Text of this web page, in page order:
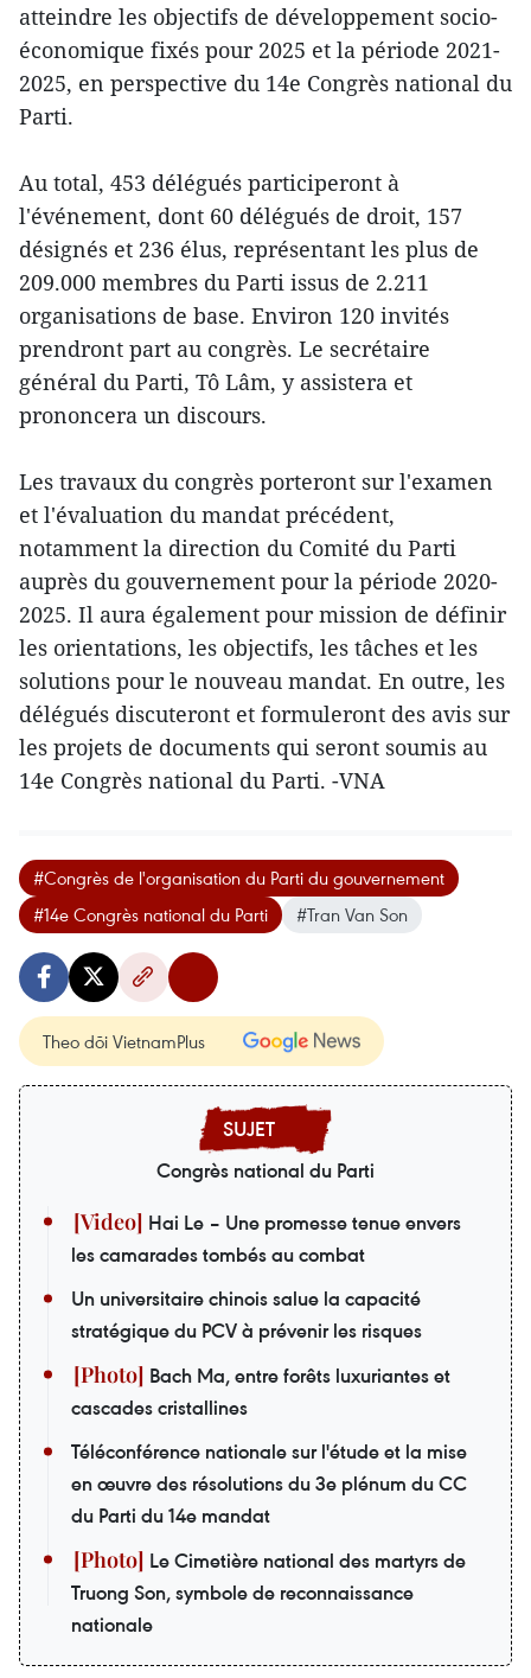
atteindre les objectifs de développement socio-
économique fixés pour 2025 et la période 2021-
2025, en perspective du 14e Congrès national du
Parti.
Au total, 453 délégués participeront à
l'événement, dont 60 délégués de droit, 157
désignés et 236 élus, représentant les plus de
209.000 membres du Parti issus de 2.211
organisations de base. Environ 120 invités
prendront part au congrès. Le secrétaire
général du Parti, Tô Lâm, y assistera et
prononcera un discours.
Les travaux du congrès porteront sur l'examen
et l'évaluation du mandat précédent,
notamment la direction du Comité du Parti
auprès du gouvernement pour la période 2020-
2025. Il aura également pour mission de définir
les orientations, les objectifs, les tâches et les
solutions pour le nouveau mandat. En outre, les
délégués discuteront et formuleront des avis sur
les projets de documents qui seront soumis au
14e Congrès national du Parti. -VNA
#Congrès de l'organisation du Parti du gouvernement
#14e Congrès national du Parti
#Tran Van Son
Theo dõi VietnamPlus
Congrès national du Parti
Hai Le – Une promesse tenue envers
les camarades tombés au combat
Un universitaire chinois salue la capacité
stratégique du PCV à prévenir les risques
Bach Ma, entre forêts luxuriantes et
cascades cristallines
Téléconférence nationale sur l'étude et la mise
en œuvre des résolutions du 3e plénum du CC
du Parti du 14e mandat
Le Cimetière national des martyrs de
Truong Son, symbole de reconnaissance
nationale